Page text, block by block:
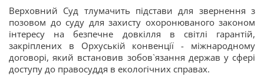
Верховний Суд тлумачить підстави для звернення з
позовом до суду для захисту охоронюваного законом
інтересу на безпечне довкілля в світлі гарантій,
закріплених в Орхуській конвенції - міжнародному
договорі, який встановив зобов`язання держав у сфері
доступу до правосуддя в екологічних справах.